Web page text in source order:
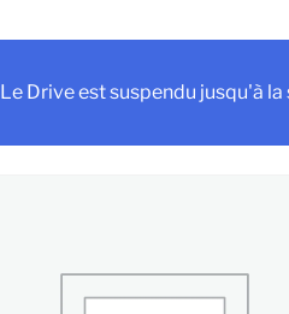
Le Drive est suspendu jusqu'à